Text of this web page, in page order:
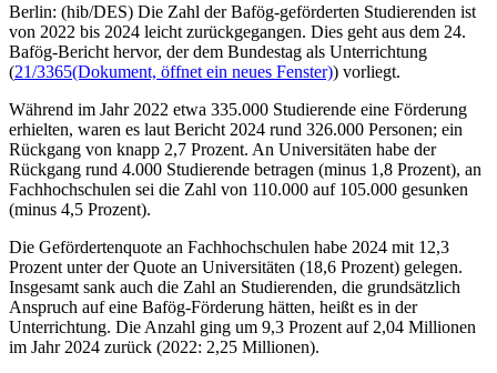
Berlin: (hib/DES) Die Zahl der Bafög-geförderten Studierenden ist
von 2022 bis 2024 leicht zurückgegangen. Dies geht aus dem 24.
Bafög-Bericht hervor, der dem Bundestag als Unterrichtung
(21/3365(Dokument, öffnet ein neues Fenster)) vorliegt.
Während im Jahr 2022 etwa 335.000 Studierende eine Förderung
erhielten, waren es laut Bericht 2024 rund 326.000 Personen; ein
Rückgang von knapp 2,7 Prozent. An Universitäten habe der
Rückgang rund 4.000 Studierende betragen (minus 1,8 Prozent), an
Fachhochschulen sei die Zahl von 110.000 auf 105.000 gesunken
(minus 4,5 Prozent).
Die Gefördertenquote an Fachhochschulen habe 2024 mit 12,3
Prozent unter der Quote an Universitäten (18,6 Prozent) gelegen.
Insgesamt sank auch die Zahl an Studierenden, die grundsätzlich
Anspruch auf eine Bafög-Förderung hätten, heißt es in der
Unterrichtung. Die Anzahl ging um 9,3 Prozent auf 2,04 Millionen
im Jahr 2024 zurück (2022: 2,25 Millionen).